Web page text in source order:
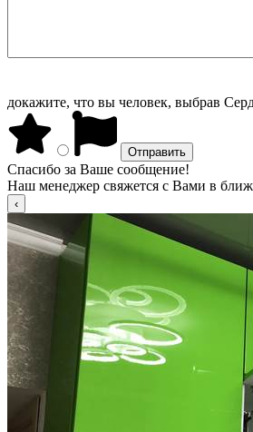
докажите, что вы человек, выбрав
Спасибо за Ваше сообщение!
Наш менеджер свяжется с Вами в